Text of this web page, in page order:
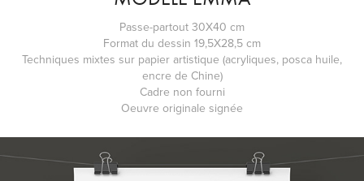
Passe-partout 30X40 cm
Format du dessin 19,5X28,5 cm
Techniques mixtes sur papier artistique (acryliques, posca huile,
encre de Chine)
Cadre non fourni